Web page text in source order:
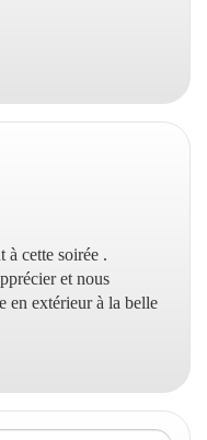
à cette soirée .
et nous
en extérieur à la belle